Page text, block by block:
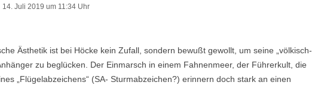
14. Juli 2019 um 11:34 Uhr
Ästhetik ist bei Höcke kein Zufall, sondern bewußt gewollt, um seine „völkisch-
zu beglücken. Der Einmarsch in einem Fahnenmeer, der Führerkult, die
„Flügelabzeichens“ (SA- Sturmabzeichen?) erinnern doch stark an einen